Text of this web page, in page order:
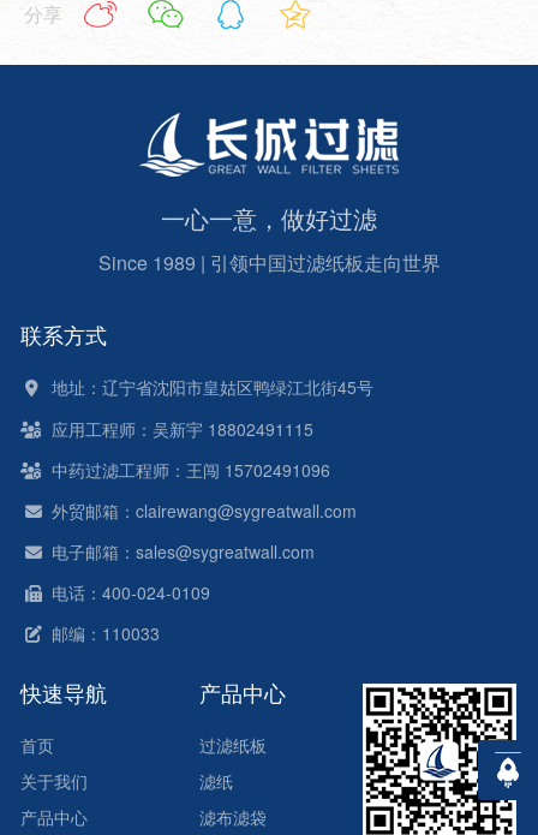
分享
一心一意，做好过滤
Since 1989 | 引领中国过滤纸板走向世界
联系方式
地址：辽宁省沈阳市皇姑区鸭绿江北街45号
应用工程师：吴新宇 18802491115
中药过滤工程师：王闯 15702491096
外贸邮箱：clairewang@sygreatwall.com
电子邮箱：sales@sygreatwall.com
电话：400-024-0109
邮编：110033
快速导航
首页
关于我们
产品中心
产品中心
过滤纸板
滤纸
滤布滤袋